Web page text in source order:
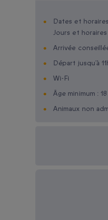
Dates et
Jours et
Arrivée
Départ jusqu’à
Wi-Fi
Âge minimum :
Animaux non